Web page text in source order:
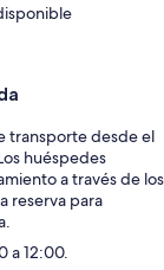
transporte desde el
huéspedes
a través de los
reserva para
a 12:00.